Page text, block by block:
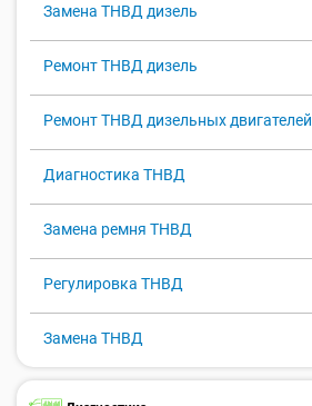
Замена ТНВД дизель
Ремонт ТНВД дизель
Ремонт ТНВД дизельных двигателей
Диагностика ТНВД
Замена ремня ТНВД
Регулировка ТНВД
Замена ТНВД